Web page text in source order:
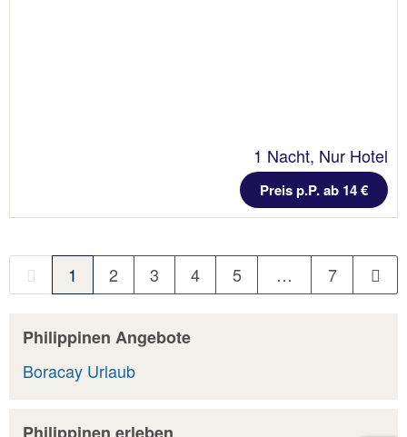
1 Nacht, Nur Hotel
Preis p.P. ab 14 €
1 2 3 4 5 … 7
Philippinen Angebote
Boracay Urlaub